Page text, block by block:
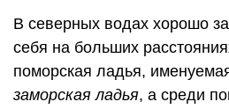
В северных водах хорошо
себя на больших
поморская ладья,
заморская ладья, а среди